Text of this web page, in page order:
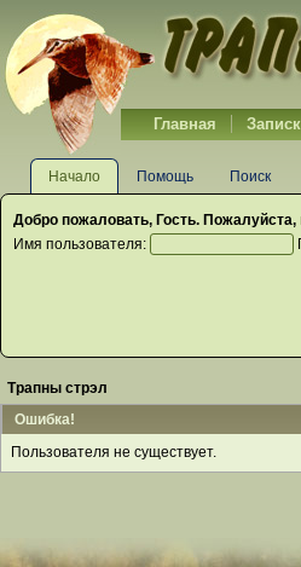
Главная
Начало Помощь Поиск
Добро пожаловать, Гость. Пожалуйста,
Имя пользователя:
Трапны стрэл
Ошибка!
Пользователя не существует.